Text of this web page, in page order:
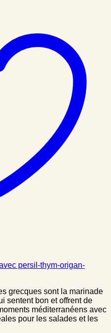
persil-thym-origan-
grecques sont la marinade
sentent bon et offrent de
méditerranéens avec
pour les salades et les